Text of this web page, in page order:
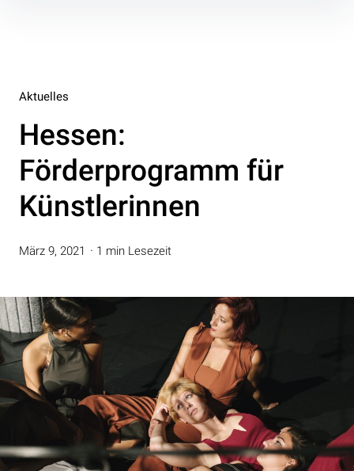
Aktuelles
Hessen:
Förderprogramm für
Künstlerinnen
März 9, 2021 1 min Lesezeit